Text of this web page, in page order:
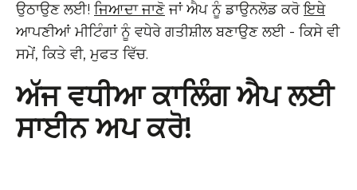
ਉਠਾਉਣ ਲਈ! ਜਿਆਦਾ ਜਾਣੋਜਾਂ ਐਪ ਨੂੰ ਡਾਉਨਲੋਡ ਕਰੋਇਥੇ
ਆਪਣੀਆਂ ਮੀਟਿੰਗਾਂ ਨੂੰ ਵਧੇਰੇ ਗਤੀਸ਼ੀਲ ਬਣਾਉਣ ਲਈ - ਕਿਸੇ ਵੀ
ਸਮੇਂ, ਕਿਤੇ ਵੀ, ਮੁਫਤ ਵਿੱਚ.
ਅੱਜ ਵਧੀਆ ਕਾਲਿੰਗ ਐਪ ਲਈ
ਸਾਈਨ ਅਪ ਕਰੋ!